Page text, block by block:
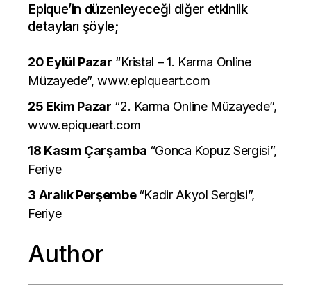
Epique’in düzenleyeceği diğer etkinlik
detayları şöyle;
20 Eylül Pazar “Kristal – 1. Karma Online
Müzayede”,www.epiqueart.com
25 Ekim Pazar “2. Karma Online Müzayede”,
www.epiqueart.com
18 Kasım Çarşamba “Gonca Kopuz Sergisi”,
Feriye
3 Aralık Perşembe“Kadir Akyol Sergisi”,
Feriye
Author